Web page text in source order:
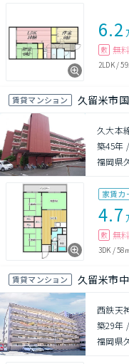
6.2
敷 無料
2LDK/
賃貸マンション 久留米市
久大本
築45年
福岡県
家賃カ
4.7
敷 無料
3DK /58
賃貸マンション 久留米市
西鉄天
築29年 /
福岡県